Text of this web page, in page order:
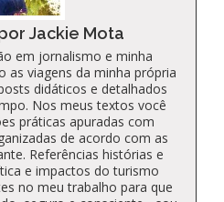
Jackie Mota
em jornalismo e minha
as viagens da minha própria
didáticos e detalhados
Nos meus textos você
práticas apuradas com
de acordo com as
Referências histórias e
e impactos do turismo
no meu trabalho para que